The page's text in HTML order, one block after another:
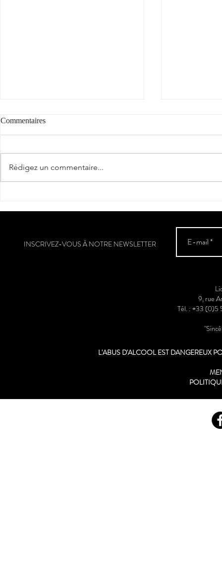
"Cantèra"
Commentaires
Rédigez un commentaire...
INSCRIVEZ-VOUS À NOTRE NEWSLETTER
9, rue
Tél. : +33
L'ABUS D'ALCOOL EST DANGEREUX